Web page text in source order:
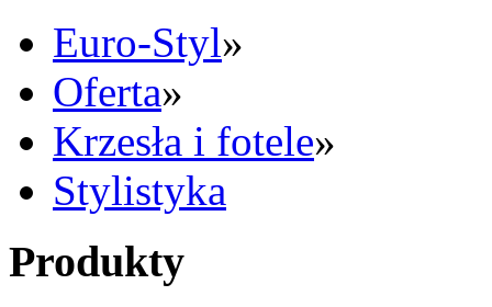
Euro-Styl»
Oferta»
Krzesła i fotele»
Stylistyka
Produkty